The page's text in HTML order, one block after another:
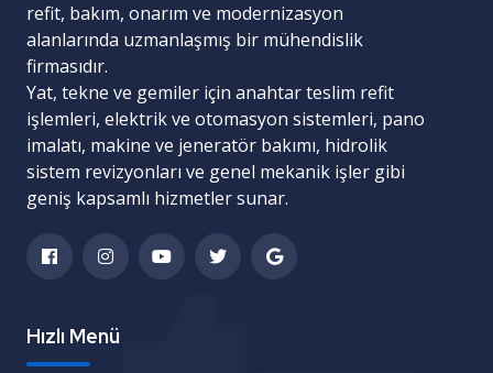
refit, bakım, onarım ve modernizasyon
alanlarında uzmanlaşmış bir mühendislik
firmasıdır.
Yat, tekne ve gemiler için anahtar teslim refit
işlemleri, elektrik ve otomasyon sistemleri, pano
imalatı, makine ve jeneratör bakımı, hidrolik
sistem revizyonları ve genel mekanik işler gibi
geniş kapsamlı hizmetler sunar.
Hızlı Menü